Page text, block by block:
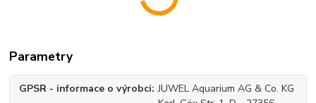
Parametry
GPSR - informace o výrobci JUWEL Aquarium AG & Co. KG